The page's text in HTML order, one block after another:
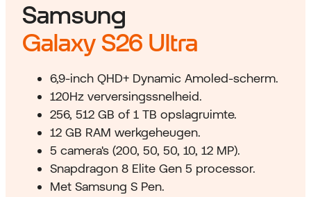
Samsung
Galaxy S26 Ultra
6,9-inch QHD+ Dynamic Amoled-scherm.
120Hz verversingssnelheid.
256, 512 GB of 1 TB opslagruimte.
12 GB RAM werkgeheugen.
5 camera's (200, 50, 50, 10, 12 MP).
Snapdragon 8 Elite Gen 5 processor.
Met Samsung S Pen.